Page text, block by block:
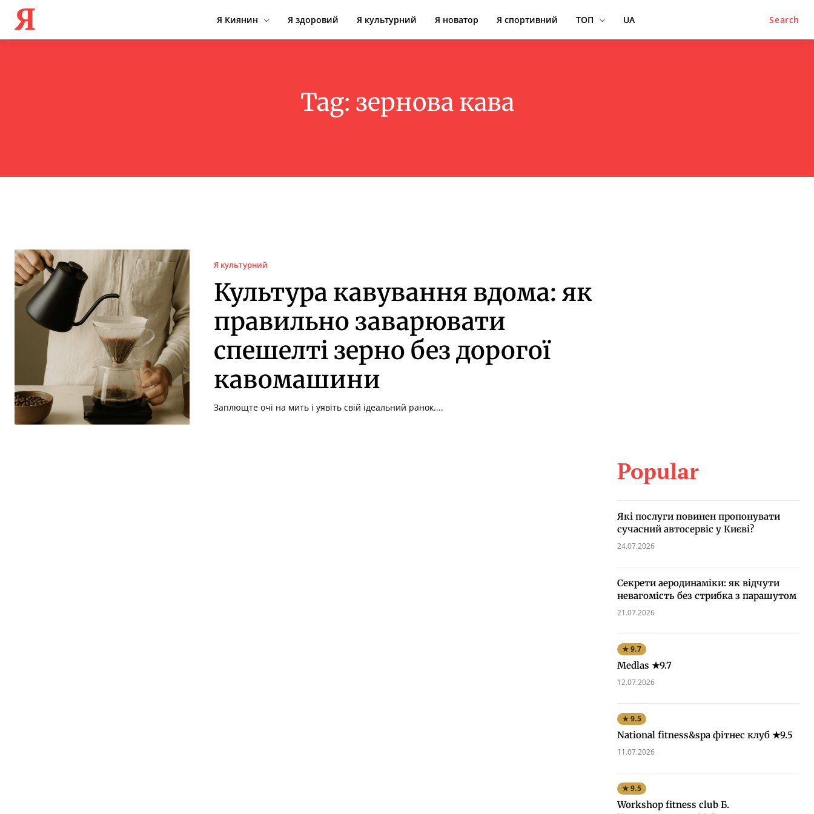
Я Я Киянин Я здоровий Я культурний Я новатор Я спортивний ТОП UA Search
Tag: зернова кава
Я культурний
Культура кавування вдома: як
правильно заварювати
спешелті зерно без дорогої
кавомашини
Заплющте очі на мить і уявіть свій ідеальний ранок....
Popular
Які послуги повинен пропонувати
сучасний автосервіс у Києві?
24.07.2026
Секрети аеродинаміки: як відчути
невагомість без стрибка з парашутом
21.07.2026
★ 9.7
Medlas ★9.7
12.07.2026
★ 9.5
National fitness&spa фітнес клуб ★9.5
11.07.2026
★ 9.5
Workshop fitness club Б.